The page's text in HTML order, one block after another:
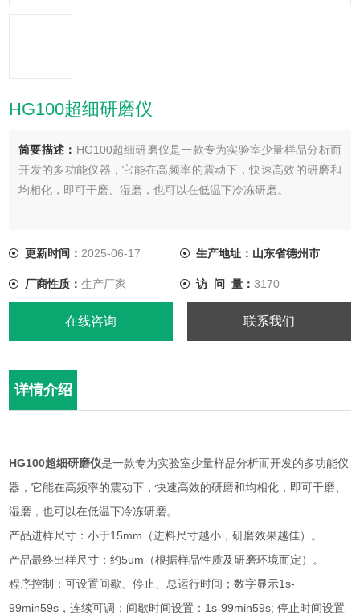
HG100超细研磨仪
简要描述： HG100超细研磨仪是一款专为实验室少量样品分析而
开发的多功能仪器，它能在高频率的震动下，快速高效的研磨和
均相化，即可干磨、湿磨，也可以在低温下冷冻研磨。
更新时间： 2025-06-17 生产地址：山东省德州市
厂商性质：生产厂家 访 问 量： 3170
在线咨询 联系我们
详情介绍
HG100超细研磨仪是一款专为实验室少量样品分析而开发的多功能仪
器，它能在高频率的震动下，快速高效的研磨和均相化，即可干磨、
湿磨，也可以在低温下冷冻研磨。
产品进样尺寸：小于15mm（进料尺寸越小，研磨效果越佳）。
产品最终出样尺寸：约5um（根据样品性质及研磨环境而定）。
程序控制：可设置间歇、停止、总运行时间；数字显示1s-
99min59s，连续可调；间歇时间设置：1s-99min59s; 停止时间设置